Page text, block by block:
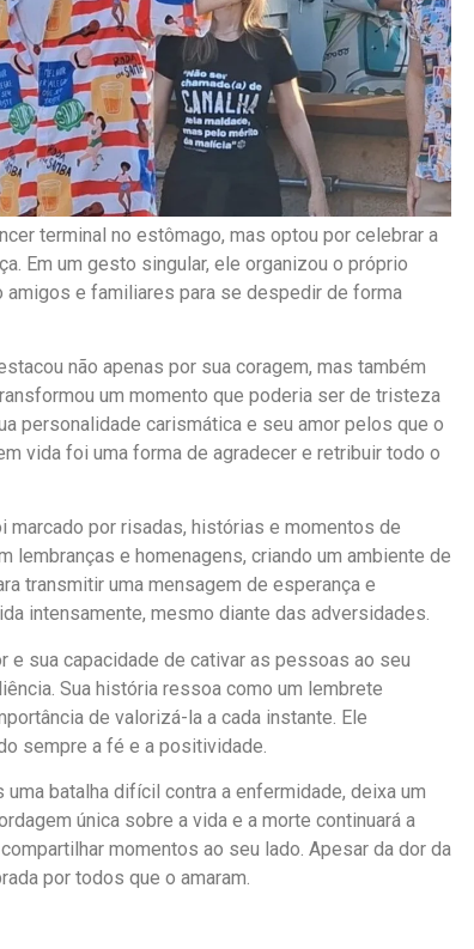
terminal no estômago, mas optou por celebrar a
Em um gesto singular, ele organizou o próprio
amigos e familiares para se despedir de forma
não apenas por sua coragem, mas também
um momento que poderia ser de tristeza
personalidade carismática e seu amor pelos que o
vida foi uma forma de agradecer e retribuir todo o
marcado por risadas, histórias e momentos de
lembranças e homenagens, criando um ambiente de
transmitir uma mensagem de esperança e
intensamente, mesmo diante das adversidades.
e sua capacidade de cativar as pessoas ao seu
Sua história ressoa como um lembrete
de valorizá-la a cada instante. Ele
sempre a fé e a positividade.
batalha difícil contra a enfermidade, deixa um
única sobre a vida e a morte continuará a
momentos ao seu lado. Apesar da dor da
por todos que o amaram.